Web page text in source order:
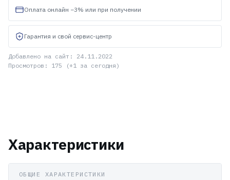
Оплата онлайн −3% или при получении
Гарантия и свой сервис-центр
Добавлено на сайт: 24.11.2022
Просмотров: 175 (+1 за сегодня)
Характеристики
ОБЩИЕ ХАРАКТЕРИСТИКИ